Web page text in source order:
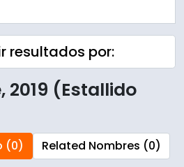
resultados por:
2019 (Estallido
(0) Related Nombres (0)